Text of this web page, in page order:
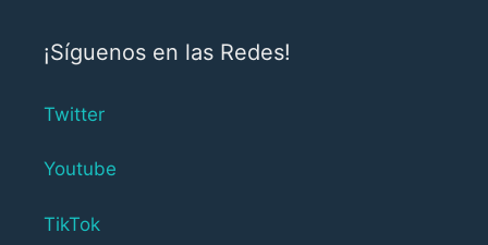
¡Síguenos en las Redes!
Twitter
Youtube
TikTok